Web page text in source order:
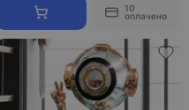
10
оплачено